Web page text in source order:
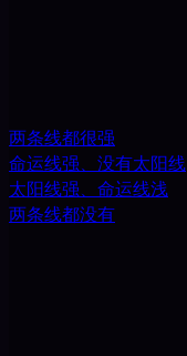
两条线都很强
命运线强、没有太阳线
太阳线强、命运线浅
两条线都没有